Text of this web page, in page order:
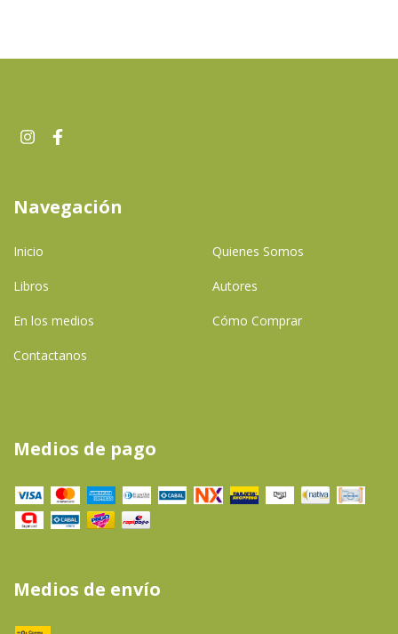
Navegación
Inicio Quienes Somos
Libros Autores
En los medios Cómo Comprar
Contactanos
Medios de pago
Medios de envío